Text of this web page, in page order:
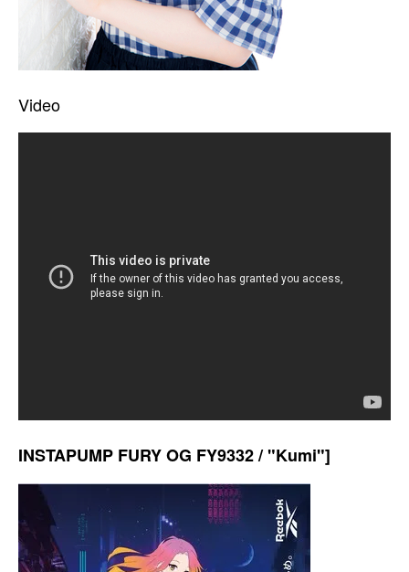
Video
INSTAPUMP FURY OG FY9332 / "Kumi"]